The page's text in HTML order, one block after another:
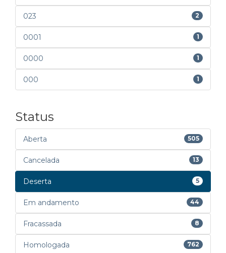
023 2
0001 1
0000 1
000 1
Status
Aberta 505
Cancelada 13
Deserta 5
Em andamento 44
Fracassada 8
Homologada 762